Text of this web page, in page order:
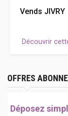
Vends JIVRY
Découvrir
OFFRES
Déposez